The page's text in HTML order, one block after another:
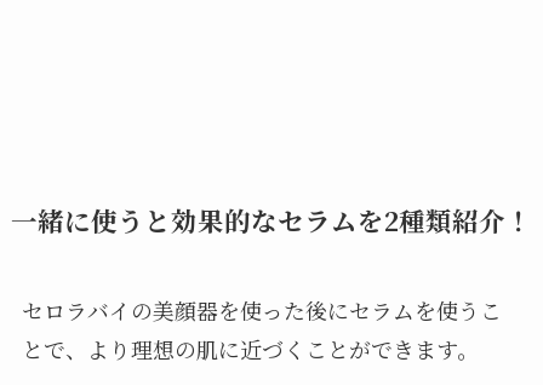
一緒に使うと効果的なセラムを2種類紹介！
セロラバイの美顔器を使った後にセラムを使うこ
とで、より理想の肌に近づくことができます。